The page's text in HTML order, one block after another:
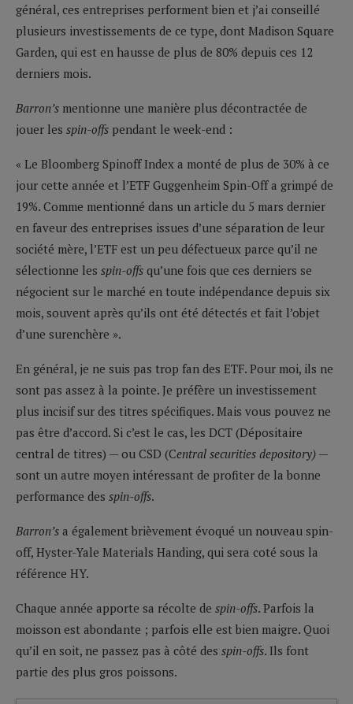
général, ces entreprises performent bien et j’ai conseillé
plusieurs investissements de ce type, dont Madison Square
Garden, qui est en hausse de plus de 80% depuis ces 12
derniers mois.
Barron’s mentionne une manière plus décontractée de
jouer les spin-offs pendant le week-end :
« Le Bloomberg Spinoff Index a monté de plus de 30% à ce
jour cette année et l’ETF Guggenheim Spin-Off a grimpé de
19%. Comme mentionné dans un article du 5 mars dernier
en faveur des entreprises issues d’une séparation de leur
société mère, l’ETF est un peu défectueux parce qu’il ne
sélectionne les spin-offs qu’une fois que ces derniers se
négocient sur le marché en toute indépendance depuis six
mois, souvent après qu’ils ont été détectés et fait l’objet
d’une surenchère ».
En général, je ne suis pas trop fan des ETF. Pour moi, ils ne
sont pas assez à la pointe. Je préfère un investissement
plus incisif sur des titres spécifiques. Mais vous pouvez ne
pas être d’accord. Si c’est le cas, les DCT (Dépositaire
central de titres) — ou CSD (Central securities depository) —
sont un autre moyen intéressant de profiter de la bonne
performance des spin-offs.
Barron’s a également brièvement évoqué un nouveau spin-
off, Hyster-Yale Materials Handing, qui sera coté sous la
référence HY.
Chaque année apporte sa récolte de spin-offs. Parfois la
moisson est abondante ; parfois elle est bien maigre. Quoi
qu’il en soit, ne passez pas à côté des spin-offs. Ils font
partie des plus gros poissons.